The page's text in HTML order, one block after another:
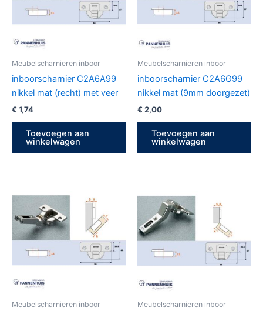
Meubelscharnieren inboor
inboorscharnier C2A6A99
nikkel mat (recht) met veer
€ 1,74
Toevoegen aan
winkelwagen
Meubelscharnieren inboor
inboorscharnier C2A6G99
nikkel mat (9mm doorgezet)
€ 2,00
Toevoegen aan
winkelwagen
Meubelscharnieren inboor Meubelscharnieren inboor